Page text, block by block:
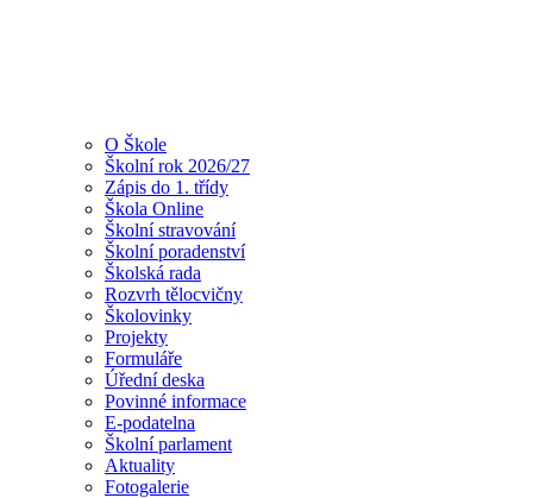
O Škole
Školní rok 2026/27
Zápis do 1. třídy
Škola Online
Školní stravování
Školní poradenství
Školská rada
Rozvrh tělocvičny
Školovinky
Projekty
Formuláře
Úřední deska
Povinné informace
E-podatelna
Školní parlament
Aktuality
Fotogalerie